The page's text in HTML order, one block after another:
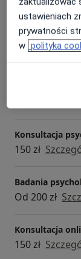
Usługi i ceny
Konsultacja
180 zł
Konsultacja
Konsultacja
150 zł
Badania
Od 200 zł
Konsultacja
150 zł
ustawieniach
prywatności
w polityka